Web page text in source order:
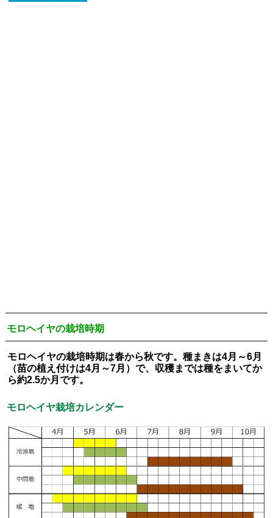
モロヘイヤの栽培時期
モロヘイヤの栽培時期は春から秋です。種まきは4月～6月
（苗の植え付けは4月～7月）で、収穫までは種をまいてか
ら約2.5か月です。
モロヘイヤ栽培カレンダー